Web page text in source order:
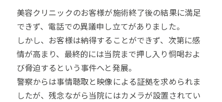
美容クリニックのお客様が施術終了後の結果に満足
できず、電話での異議申し立てがありました。
しかし、お客様は納得することができず、次第に感
情が高まり、最終的には当院まで押し入り恫喝およ
び脅迫するという事件へと発展。
警察からは事情聴取と映像による証拠を求められま
したが、残念ながら当院にはカメラが設置されてい